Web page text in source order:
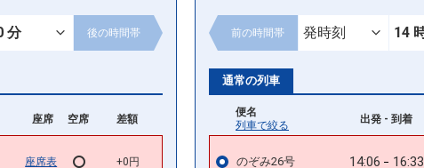
後の時間帯
座席 空席 差額
座席表 +0円
前の時間帯
通常の列車
便名
列車で絞る
出発 - 到着
のぞみ26号 14:06 16:33